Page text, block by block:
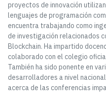
proyectos de innovación
lenguajes de programación
encuentra trabajando como
de investigación relacionados
Blockchain. Ha impartido
colaborado con el colegio
También ha sido ponente en
desarrolladores a nivel
acerca de las conferencias